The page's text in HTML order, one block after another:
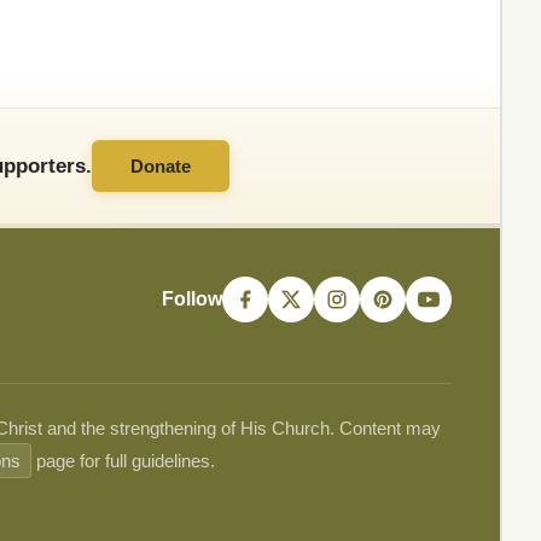
Donate
Follow
and the strengthening of His Church. Content may
page for full guidelines.